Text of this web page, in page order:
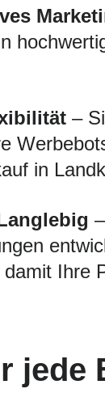
–
in
Ihre
jede